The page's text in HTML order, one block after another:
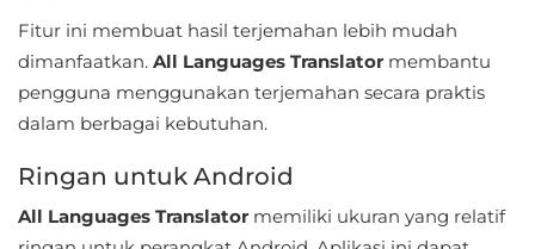
Parenting
Personalisasi
Personalization
Photography
Fitur ini membuat hasil terjemahan lebih mudah
dimanfaatkan. All Languages Translator membantu
pengguna menggunakan terjemahan secara praktis
dalam berbagai kebutuhan.
Ringan untuk Android
All Languages Translator memiliki ukuran yang relatif